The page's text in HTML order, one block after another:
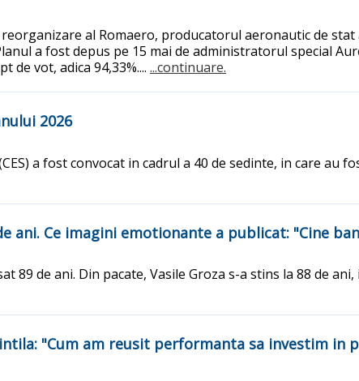
al Romaero, producatorul aeronautic de
a fost depus pe 15 mai de administratorul special
de vot, adica 94,33%.... ...continuare.
2026
a fost convocat in cadrul a 40 de sedinte, in care au
Ce imagini emotionante a publicat: "Cine
de ani. Din pacate, Vasile Groza s-a stins la 88 de
"Cum am reusit performanta sa investim in